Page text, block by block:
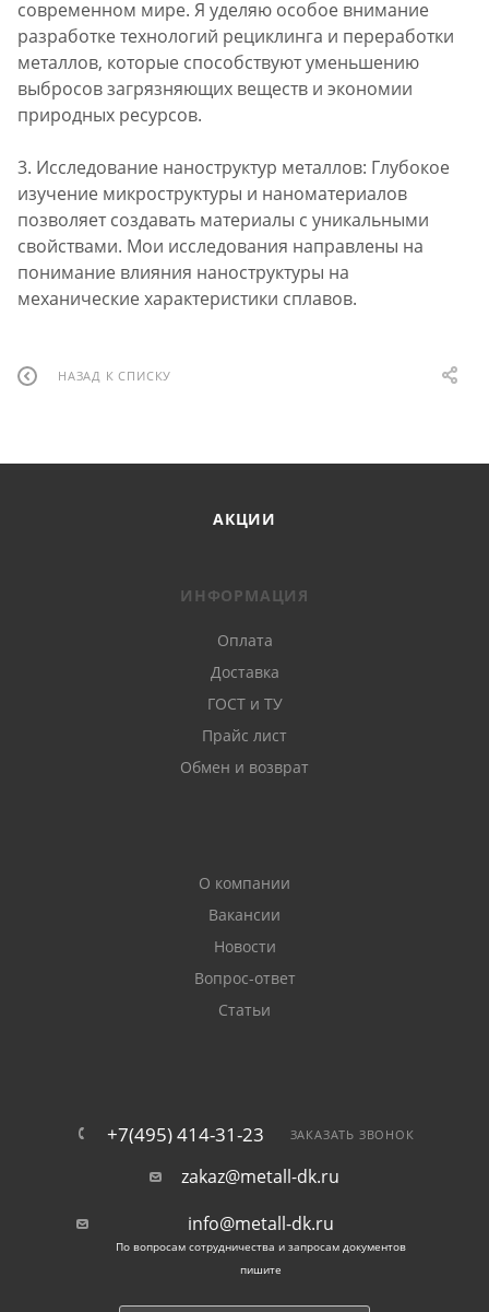
современном мире. Я уделяю особое внимание
разработке технологий рециклинга и переработки
металлов, которые способствуют уменьшению
выбросов загрязняющих веществ и экономии
природных ресурсов.
3. Исследование наноструктур металлов: Глубокое
изучение микроструктуры и наноматериалов
позволяет создавать материалы с уникальными
свойствами. Мои исследования направлены на
понимание влияния наноструктуры на
механические характеристики сплавов.
НАЗАД К СПИСКУ
АКЦИИ
ИНФОРМАЦИЯ
Оплата
Доставка
ГОСТ и ТУ
Прайс лист
Обмен и возврат
О компании
Вакансии
Новости
Вопрос-ответ
Статьи
+7(495) 414-31-23 ЗАКАЗАТЬ ЗВОНОК
zakaz@metall-dk.ru
info@metall-dk.ru
По вопросам сотрудничества и запросам документов
пишите